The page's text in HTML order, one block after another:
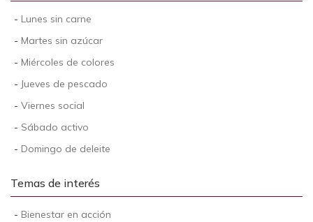
- Lunes sin carne
- Martes sin azúcar
- Miércoles de colores
- Jueves de pescado
- Viernes social
- Sábado activo
- Domingo de deleite
Temas de interés
- Bienestar en acción